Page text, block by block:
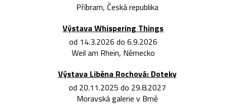
Příbram, Česká republika
Výstava Whispering Things
od 14.3.2026 do 6.9.2026
Weil am Rhein, Německo
Výstava Liběna Rochová: Doteky
od 20.11.2025 do 29.8.2027
Moravská galerie v Brně